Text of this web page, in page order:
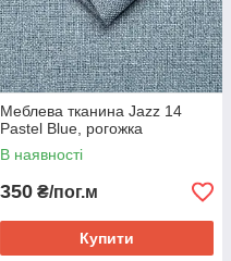
Меблева тканина Jazz 14
Pastel Blue, рогожка
В наявності
350 ₴/пог.м
Купити